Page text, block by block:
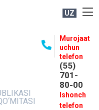
UZ
Murojaat
uchun
telefon
(55)
701-
80-00
Ishonch
telefon